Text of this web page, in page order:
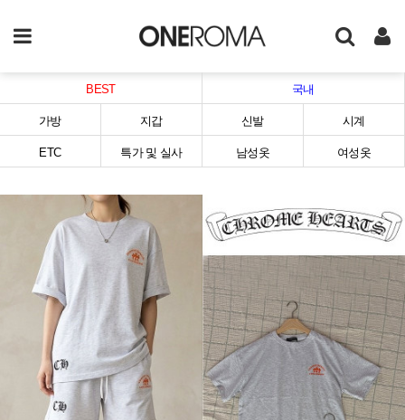
BEST 국내
가방 지갑 신발 시계
ETC 특가 및 실사 남성옷 여성옷